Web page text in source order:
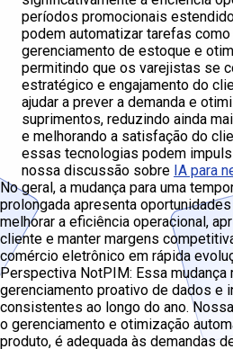
períodos promocionais
podem automatizar tarefas
gerenciamento de estoque e
permitindo que os varejistas se
estratégico e engajamento do
ajudar a prever a demanda e
suprimentos, reduzindo ainda
e melhorando a satisfação do
essas tecnologias podem
nossa discussão sobre IA para
No geral, a mudança para uma
prolongada apresenta
melhorar a eficiência operacional,
cliente e manter margens
comércio eletrônico em rápida
Perspectiva NotPIM: Essa
gerenciamento proativo de dados e
consistentes ao longo do ano.
o gerenciamento e otimização
produto, é adequada às demandas